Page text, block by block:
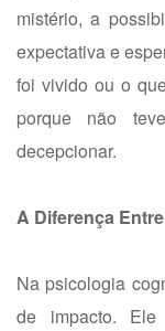
mistério, a
expectativa e
foi vivido ou o
porque não
decepcionar.
A Diferença
Na psicologia
de impacto. Ele